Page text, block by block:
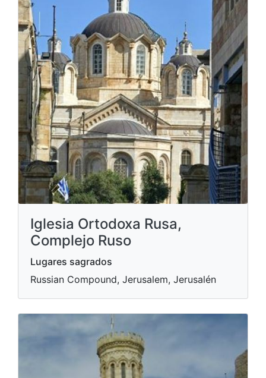
Iglesia Ortodoxa Rusa,
Complejo Ruso
Lugares sagrados
Russian Compound, Jerusalem, Jerusalén